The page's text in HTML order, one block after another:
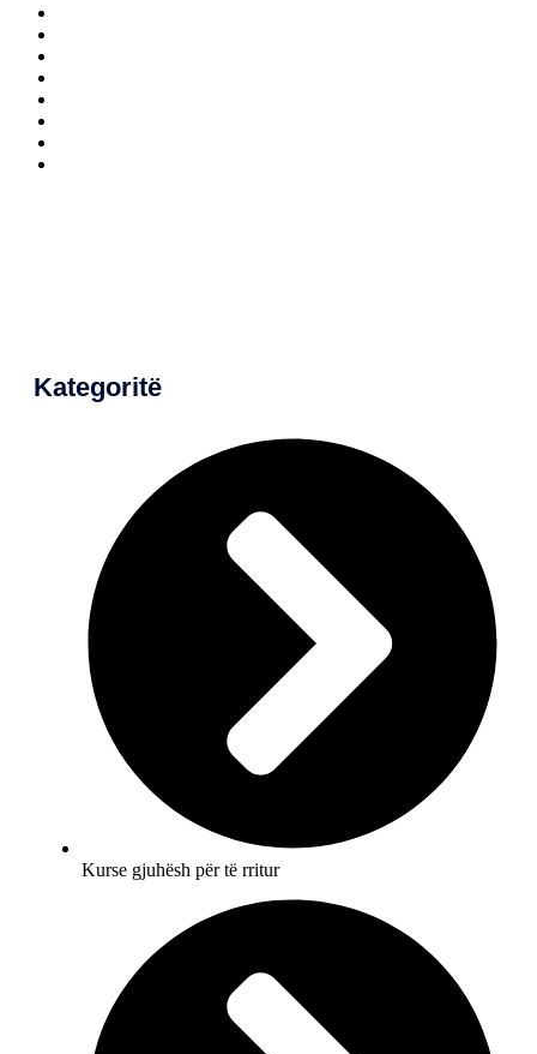
Kategoritë
Kurse gjuhësh për të rritur